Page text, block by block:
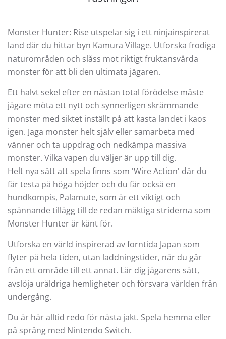
Monster Hunter: Rise utspelar sig i ett ninjainspirerat
land där du hittar byn Kamura Village. Utforska frodiga
naturområden och slåss mot riktigt fruktansvärda
monster för att bli den ultimata jägaren.
Ett halvt sekel efter en nästan total förödelse måste
jägare möta ett nytt och synnerligen skrämmande
monster med siktet inställt på att kasta landet i kaos
igen. Jaga monster helt själv eller samarbeta med
vänner och ta uppdrag och nedkämpa massiva
monster. Vilka vapen du väljer är upp till dig.
Helt nya sätt att spela finns som 'Wire Action' där du
får testa på höga höjder och du får också en
hundkompis, Palamute, som är ett viktigt och
spännande tillägg till de redan mäktiga striderna som
Monster Hunter är känt för.
Utforska en värld inspirerad av forntida Japan som
flyter på hela tiden, utan laddningstider, när du går
från ett område till ett annat. Lär dig jägarens sätt,
avslöja uråldriga hemligheter och försvara världen från
undergång.
Du är här alltid redo för nästa jakt. Spela hemma eller
på språng med Nintendo Switch.